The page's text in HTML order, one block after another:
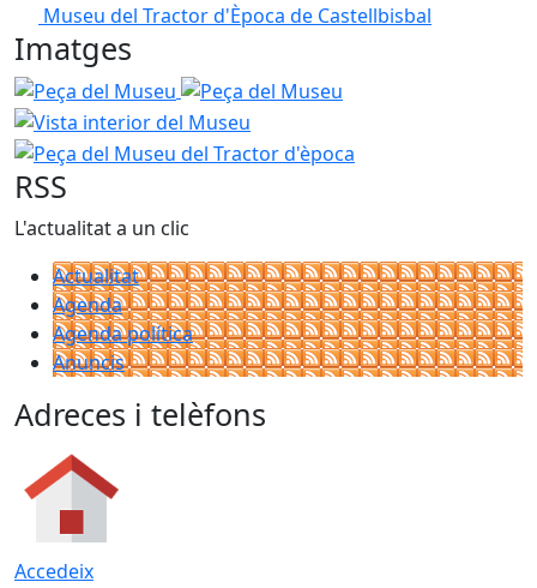
Museu del Tractor d'Època de Castellbisbal
Imatges
Peça del Museu Peça del Museu
RSS
L'actualitat a un clic
Actualitat
Agenda
Agenda política
Anuncis
Adreces i telèfons
Accedeix